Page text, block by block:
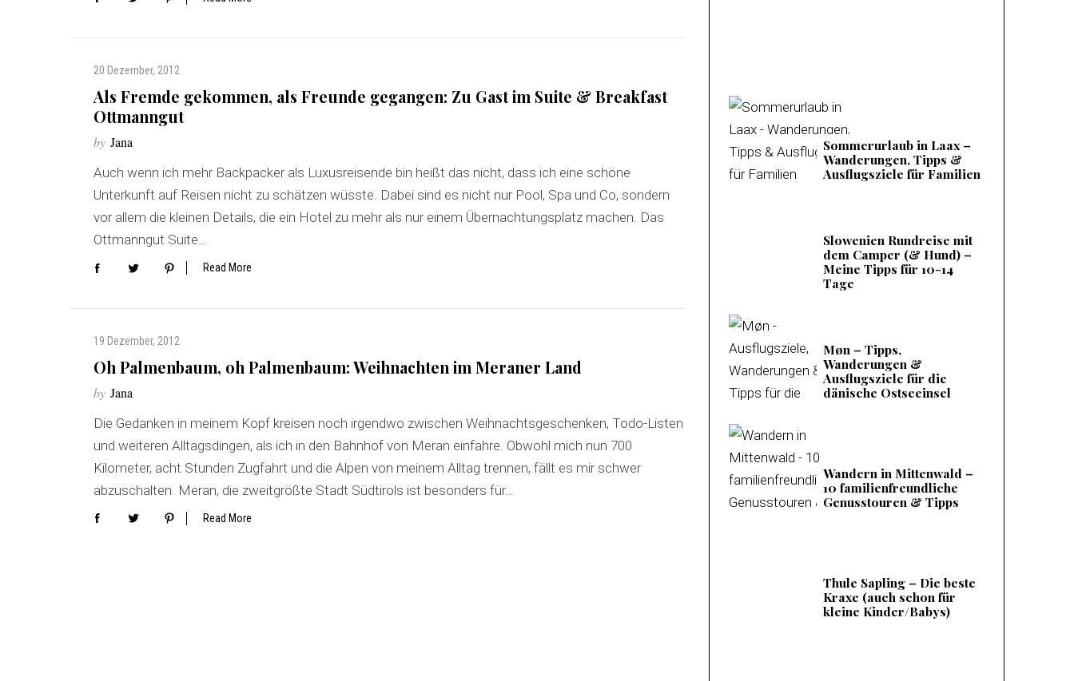
20 Dezember, 2012
Als Fremde gekommen, als Freunde gegangen: Zu Gast im Suite & Breakfast
Ottmanngut
by Jana
Auch wenn ich mehr Backpacker als Luxusreisende bin heißt das nicht, dass ich eine schöne
Unterkunft auf Reisen nicht zu schätzen wüsste. Dabei sind es nicht nur Pool, Spa und Co, sondern
vor allem die kleinen Details, die ein Hotel zu mehr als nur einem Übernachtungsplatz machen. Das
Ottmanngut Suite…
Read More
19 Dezember, 2012
Oh Palmenbaum, oh Palmenbaum: Weihnachten im Meraner Land
by Jana
Die Gedanken in meinem Kopf kreisen noch irgendwo zwischen Weihnachtsgeschenken, Todo-Listen
und weiteren Alltagsdingen, als ich in den Bahnhof von Meran einfahre. Obwohl mich nun 700
Kilometer, acht Stunden Zugfahrt und die Alpen von meinem Alltag trennen, fällt es mir schwer
abzuschalten. Meran, die zweitgrößte Stadt Südtirols ist besonders für…
Read More
Sommerurlaub in Laax –
Wanderungen, Tipps &
Ausflugsziele für Familien
Slowenien Rundreise mit
dem Camper (& Hund) –
Meine Tipps für 10-14
Tage
Møn – Tipps,
Wanderungen &
Ausflugsziele für die
dänische Ostseeinsel
Wandern in Mittenwald –
10 familienfreundliche
Genusstouren & Tipps
Thule Sapling – Die beste
Kraxe (auch schon für
kleine Kinder/Babys)